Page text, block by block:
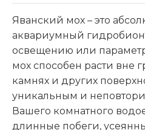
Яванский мох – это
аквариумный
освещению или
мох способен расти вне
камнях и других
уникальным и
Вашего комнатного
длинные побеги,